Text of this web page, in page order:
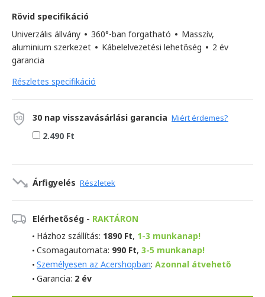
Rövid specifikáció
Univerzális állvány • 360°-ban forgatható • Masszív,
aluminium szerkezet • Kábelelvezetési lehetőség • 2 év
garancia
Részletes specifikáció
30 nap visszavásárlási garancia Miért érdemes?
2.490 Ft
Árfigyelés Részletek
Elérhetőség - RAKTÁRON
Házhoz szállítás: 1890 Ft, 1-3 munkanap!
Csomagautomata: 990 Ft, 3-5 munkanap!
Személyesen az Acershopban: Azonnal átvehető
Garancia: 2 év